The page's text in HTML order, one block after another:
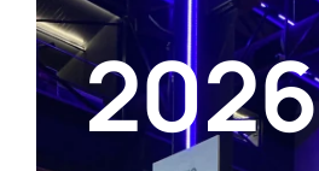
2026